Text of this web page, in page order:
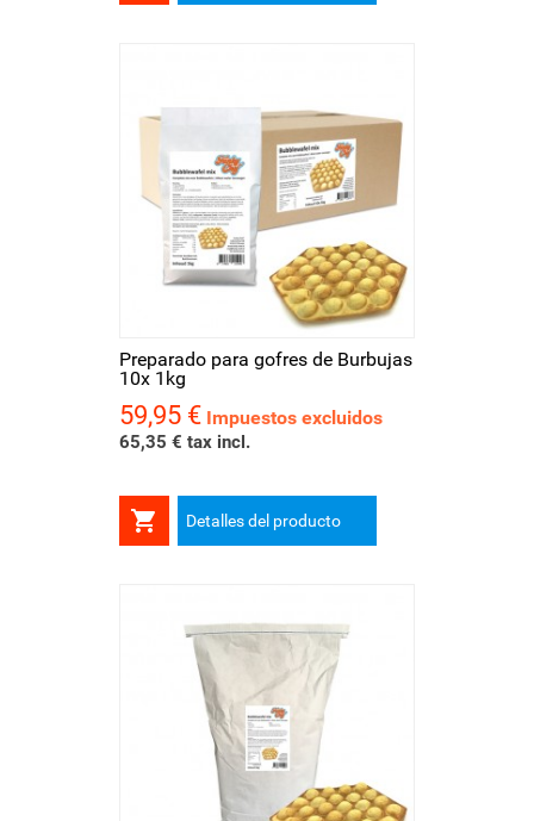
Preparado para gofres de Burbujas
10x 1kg
Precio
59,95 € Impuestos excluidos
65,35 € tax incl.
 Detalles del producto